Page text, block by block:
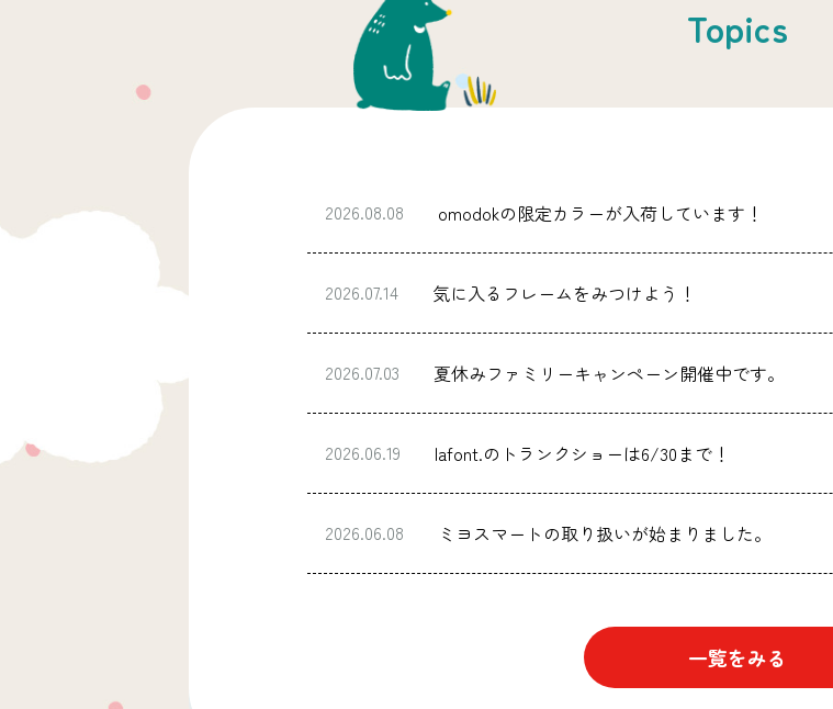
Topics
2026.08.08 omodokの限定カラーが入荷しています！
2026.07.14 気に入るフレームをみつけよう！
2026.07.03 夏休みファミリーキャンペーン開催中です。
2026.06.19 lafont.のトランクショーは6/30まで！
2026.06.08 ミヨスマートの取り扱いが始まりました。
一覧をみる